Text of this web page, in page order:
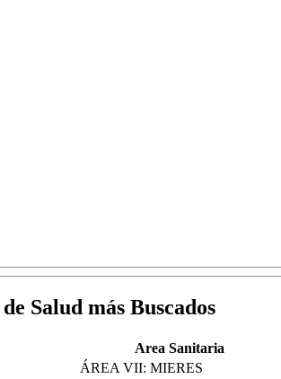
Salud más Buscados
Area Sanitaria
ÁREA VII: MIERES